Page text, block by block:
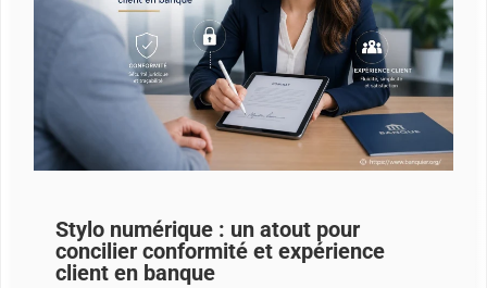
Stylo numérique : un atout pour
concilier conformité et expérience
client en banque